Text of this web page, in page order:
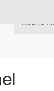
Albums